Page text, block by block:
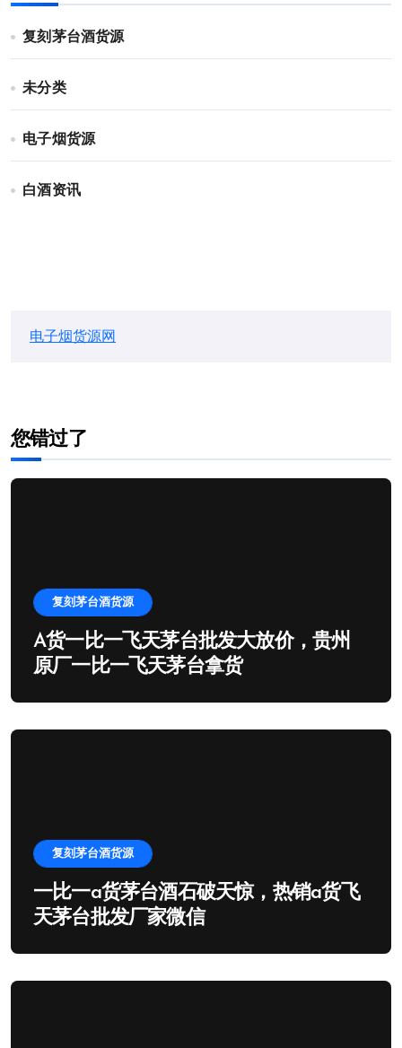
复刻茅台酒货源
未分类
电子烟货源
白酒资讯
电子烟货源网
您错过了
复刻茅台酒货源
A货一比一飞天茅台批发大放价，贵州
原厂一比一飞天茅台拿货
复刻茅台酒货源
一比一a货茅台酒石破天惊，热销a货飞
天茅台批发厂家微信